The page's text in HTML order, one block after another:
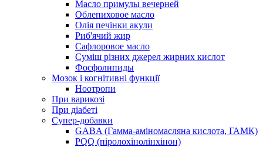
Масло примулы вечерней
Облепиховое масло
Олія печінки акули
Риб'ячий жир
Сафлоровое масло
Суміш різних джерел жирних кислот
Фосфолипиды
Мозок і когнітивні функції
Ноотропи
При варикозі
При діабеті
Супер-добавки
GABA (Гамма-аміномасляна кислота, ГАМК)
PQQ (піролохінолінхінон)